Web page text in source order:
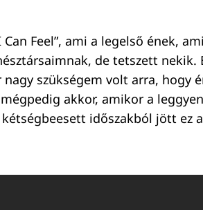
Feel”, ami a legelső ének,
de tetszett nekik.
szükségem volt arra, hogy
akkor, amikor a
időszakból jött ez